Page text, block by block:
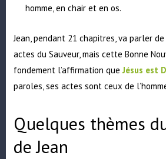
homme, en chair et en os.
Jean, pendant 21 chapitres, va parler
actes du Sauveur, mais cette Bonne
fondement l’affirmation queJésus est
paroles, ses actes sont ceux de
Quelques thèmes
de Jean